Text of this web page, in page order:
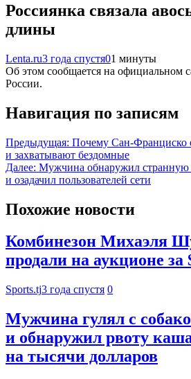
Россиянка связала
длины
Lenta.ru3 года спустя01 минуты
Об этом сообщается на официальном
России.
Навигация по записям
Предыдущая: Почему Сан-Франциско
и захватывают бездомные
Далее: Мужчина обнаружил странную
и озадачил пользователей сети
Похожие новости
Комбинезон Михаэля
продали на аукционе за
Sports.tj3 года спустя 0
Мужчина гулял с
и обнаружил рвоту
на тысячи долларов